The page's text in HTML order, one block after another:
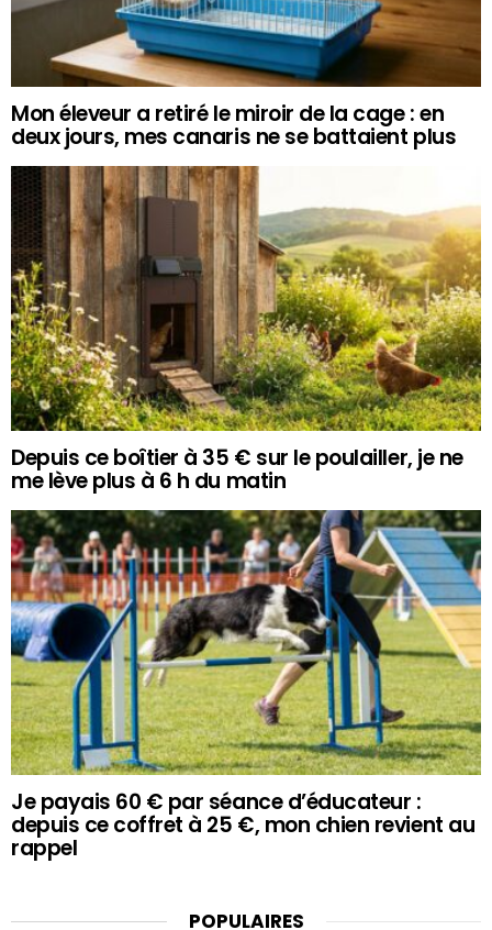
Mon éleveur a retiré le miroir de la cage : en
deux jours, mes canaris ne se battaient plus
Depuis ce boîtier à 35 € sur le poulailler, je ne
me lève plus à 6 h du matin
Je payais 60 € par séance d’éducateur :
depuis ce coffret à 25 €, mon chien revient au
rappel
POPULAIRES